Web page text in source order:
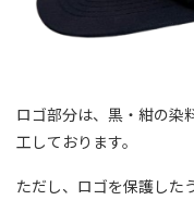
ロゴ部分は、黒・紺の染
工しております。
ただし、ロゴを保護した